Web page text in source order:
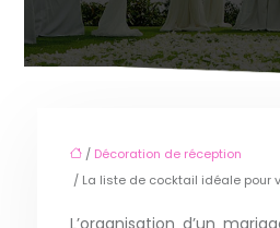
/ Décoration de réception
/ La liste de cocktail idéale pour
L’organisation d’un